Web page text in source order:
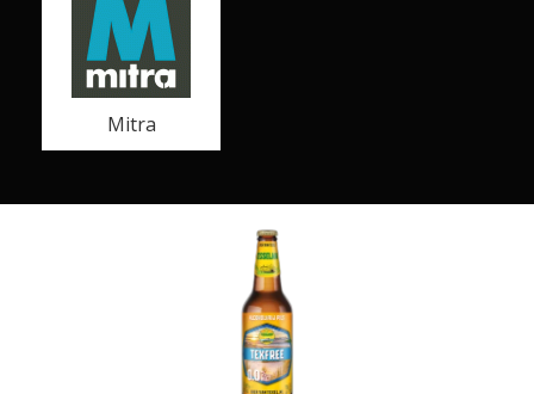
Mitra